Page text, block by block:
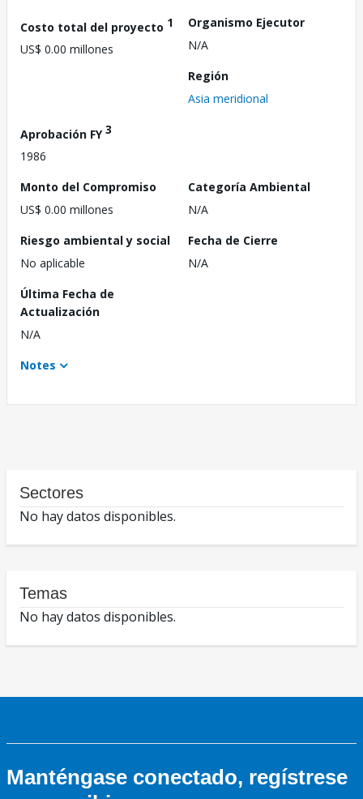
Costo total del proyecto 1
US$ 0.00 millones
Organismo Ejecutor
N/A
Región
Asia meridional
Aprobación FY3
1986
Monto del Compromiso
US$ 0.00 millones
Categoría Ambiental
N/A
Riesgo ambiental y social
No aplicable
Fecha de Cierre
N/A
Última Fecha de
Actualización
N/A
Notes
Sectores
No hay datos disponibles.
Temas
No hay datos disponibles.
Manténgase conectado, regístrese